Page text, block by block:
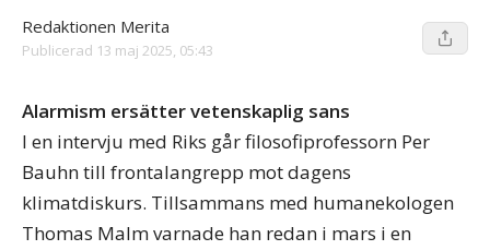
Redaktionen Merita
Publicerad 13 maj 2025, 05:43
Alarmism ersätter vetenskaplig sans
I en intervju med Riks går filosofiprofessorn Per
Bauhn till frontalangrepp mot dagens
klimatdiskurs. Tillsammans med humanekologen
Thomas Malm varnade han redan i mars i en